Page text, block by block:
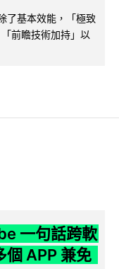
了基本效能，「極致
前瞻技術加持」以
一句話跨軟
個 APP 兼免